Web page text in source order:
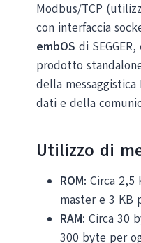
Modbus/TCP
con interfaccia
embOS di
prodotto
della
dati e della
Utilizzo di
ROM: Circa 2,5
master e 3 KB
RAM: Circa 30
300 byte per